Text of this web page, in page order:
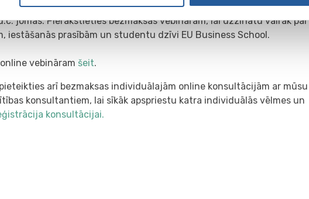
tūrisma, starptautisko attiecību, finanšu, sporta menedžmenta,
jomās. Pierakstieties bezmaksas vebināram, lai uzzinātu vairāk par
iestāšanās prasībām un studentu dzīvi EU Business School.
vebināramšeit.
arī bezmaksas individuālajām online konsultācijām ar mūsu
konsultantiem, lai sīkāk apspriestu katra individuālās vēlmes un
konsultācijai.